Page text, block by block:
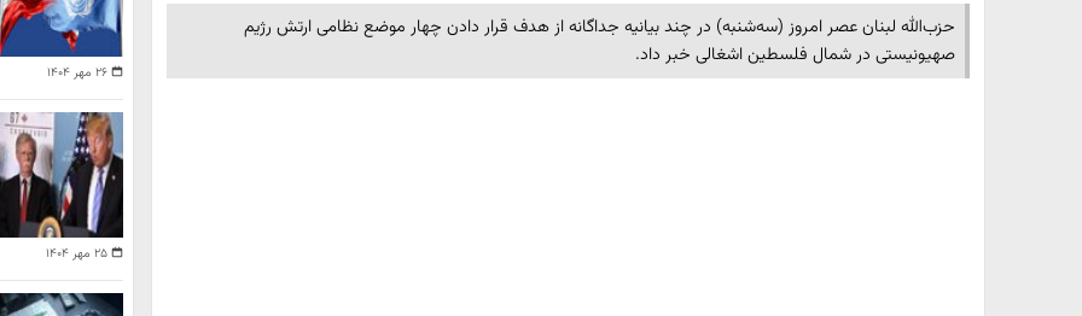
حزب‌الله لبنان عصر امروز (سه‌شنبه) در چند بیانیه جداگانه از هدف قرار دادن چهار موضع نظامی ارتش رژیم
صهیونیستی در شمال فلسطین اشغالی خبر داد.
۲۶ مهر ۱۴۰۴
۲۵ مهر ۱۴۰۴